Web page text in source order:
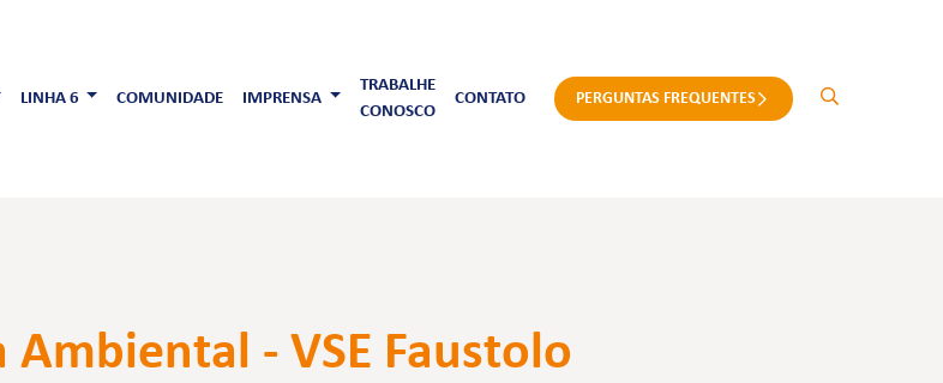
LINHA 6 COMUNIDADE IMPRENSA
TRABALHE
CONOSCO
CONTATO PERGUNTAS FREQUENTES
- VSE Faustolo